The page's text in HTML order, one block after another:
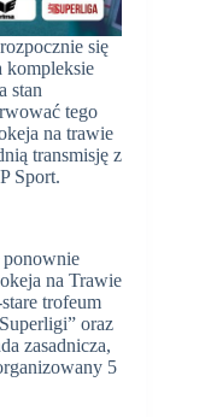
się
kompleksie
stan
tego
na trawie
transmisję z
Sport.
ponownie
na Trawie
trofeum
oraz
zasadnicza,
5